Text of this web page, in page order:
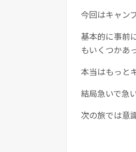
今回はキャン
基本的に事前
もいくつかあ
本当はもっと
結局急いで急
次の旅では意